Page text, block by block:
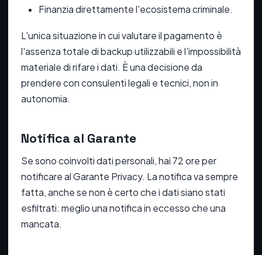
Finanzia direttamente l'ecosistema criminale.
L'unica situazione in cui valutare il pagamento è
l'assenza totale di backup utilizzabili e l'impossibilità
materiale di rifare i dati. È una decisione da
prendere con consulenti legali e tecnici, non in
autonomia.
Notifica al Garante
Se sono coinvolti dati personali, hai 72 ore per
notificare al Garante Privacy. La notifica va sempre
fatta, anche se non è certo che i dati siano stati
esfiltrati: meglio una notifica in eccesso che una
mancata.